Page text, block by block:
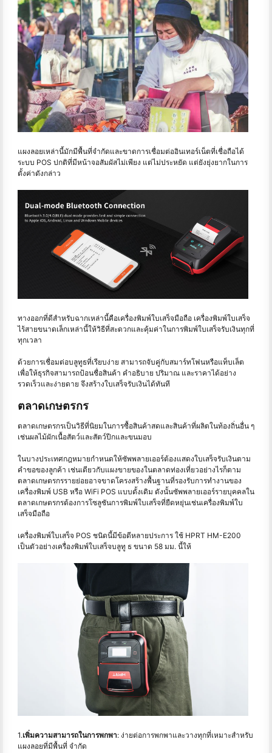
แผงลอยเหล่านี้มักมีพื้นที่จํากัดและขาดการเชื่อมต่ออินเทอร์เน็ตที่เชื่อถือได้
ระบบ POS ปกติที่มีหน้าจอสัมผัสไม่เพียง แต่ไม่ประหยัด แต่ยังยุ่งยากในการ
ตั้งค่าดังกล่าว
ทางออกที่ดีสำหรับฉากเหล่านี้คือเครื่องพิมพ์ใบเสร็จมือถือ เครื่องพิมพ์ใบเสร็จ
ไร้สายขนาดเล็กเหล่านี้ให้วิธีที่สะดวกและคุ้มค่าในการพิมพ์ใบเสร็จรับเงินทุกที่
ทุกเวลา
ด้วยการเชื่อมต่อบลูทูธที่เรียบง่าย สามารถจับคู่กับสมาร์ทโฟนหรือแท็บเล็ต
เพื่อให้ธุรกิจสามารถป้อนชื่อสินค้า คำอธิบาย ปริมาณ และราคาได้อย่าง
รวดเร็วและง่ายดาย จึงสร้างใบเสร็จรับเงินได้ทันที
ตลาดเกษตรกร
ตลาดเกษตรกรเป็นวิธีที่นิยมในการซื้อสินค้าสดและสินค้าที่ผลิตในท้องถิ่นอื่น ๆ
เช่นผลไม้ผักเนื้อสัตว์และสัตว์ปีกและขนมอบ
ในบางประเทศกฎหมายกำหนดให้ซัพพลายเออร์ต้องแสดงใบเสร็จรับเงินตาม
คำขอของลูกค้า เช่นเดียวกับแผงขายของในตลาดท่องเที่ยวอย่างไรก็ตาม
ตลาดเกษตรกรรายย่อยอาจขาดโครงสร้างพื้นฐานที่รองรับการทำงานของ
เครื่องพิมพ์ USB หรือ WiFi POS แบบดั้งเดิม ดังนั้นซัพพลายเออร์รายบุคคลใน
ตลาดเกษตรกรต้องการโซลูชันการพิมพ์ใบเสร็จที่ยืดหยุ่นเช่นเครื่องพิมพ์ใบ
เสร็จมือถือ
เครื่องพิมพ์ใบเสร็จ POS ชนิดนี้มีข้อดีหลายประการ ใช้ HPRT HM-E200
เป็นตัวอย่างเครื่องพิมพ์ใบเสร็จบลูทู ธ ขนาด 58 มม. นี้ให้
1.เพิ่มความสามารถในการพกพา: ง่ายต่อการพกพาและวางทุกที่เหมาะสำหรับ
แผงลอยที่มีพื้นที่ จำกัด